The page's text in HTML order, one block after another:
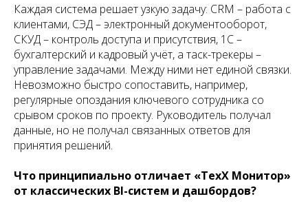
Каждая система решает узкую задачу: CRM – работа с
клиентами, СЭД – электронный документооборот,
СКУД – контроль доступа и присутствия, 1С –
бухгалтерский и кадровый учёт, а таск-трекеры –
управление задачами. Между ними нет единой связки.
Невозможно быстро сопоставить, например,
регулярные опоздания ключевого сотрудника со
срывом сроков по проекту. Руководитель получал
данные, но не получал связанных ответов для
принятия решений.
Что принципиально отличает «ТехХ Монитор»
от классических BI-систем и дашбордов?